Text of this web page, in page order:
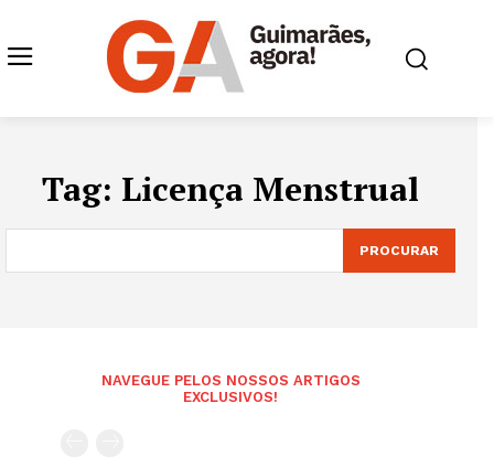
Tag: Licença Menstrual
PROCURAR
NAVEGUE PELOS NOSSOS ARTIGOS
EXCLUSIVOS!